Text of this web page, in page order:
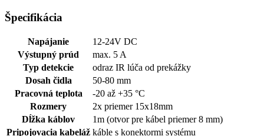
Špecifikácia
Napájanie
12-24V DC
Výstupný prúd
max. 5 A
Typ detekcie
odraz IR lúča od prekážky
Dosah čidla
50-80 mm
Pracovná teplota
-20 až +35 °C
Rozmery
2x priemer 15x18mm
Dĺžka káblov
1m (otvor pre kábel priemer 8 mm)
Pripojovacia kabeláž káble s konektormi systému